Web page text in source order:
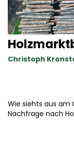
Christoph
Wie siehts aus am
Nachfrage nach